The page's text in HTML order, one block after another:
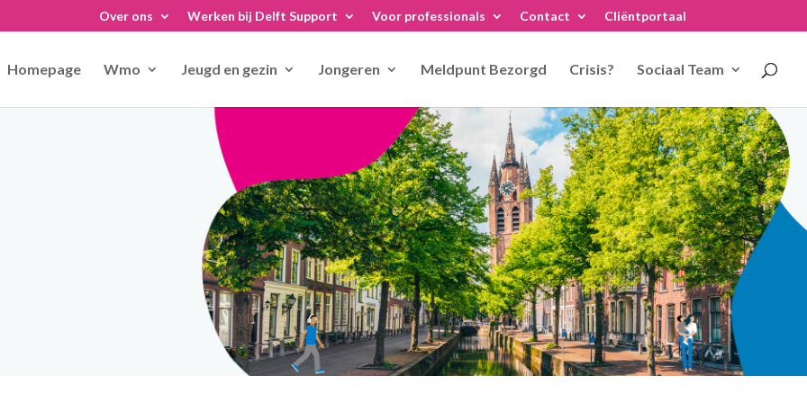
Over ons Werken bij Delft Support Voor professionals Contact Cliëntportaal
Homepage Wmo Jeugd en gezin Jongeren Meldpunt Bezorgd Crisis? Sociaal Team